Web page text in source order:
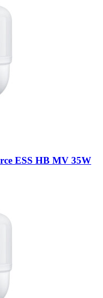
ESS HB MV 35W